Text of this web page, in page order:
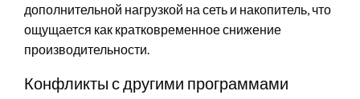
дополнительной нагрузкой на сеть и накопитель, что
ощущается как кратковременное снижение
производительности.
Конфликты с другими программами